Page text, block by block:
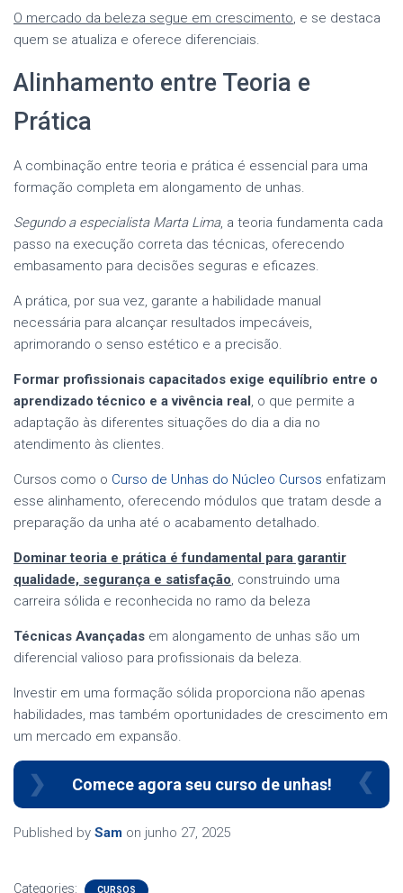
O mercado da beleza segue em crescimento, e se destaca
quem se atualiza e oferece diferenciais.
Alinhamento entre Teoria e
Prática
A combinação entre teoria e prática é essencial para uma
formação completa em alongamento de unhas.
Segundo a especialista Marta Lima, a teoria fundamenta cada
passo na execução correta das técnicas, oferecendo
embasamento para decisões seguras e eficazes.
A prática, por sua vez, garante a habilidade manual
necessária para alcançar resultados impecáveis,
aprimorando o senso estético e a precisão.
Formar profissionais capacitados exige equilíbrio entre o
aprendizado técnico e a vivência real, o que permite a
adaptação às diferentes situações do dia a dia no
atendimento às clientes.
Cursos como o Curso de Unhas do Núcleo Cursos enfatizam
esse alinhamento, oferecendo módulos que tratam desde a
preparação da unha até o acabamento detalhado.
Dominar teoria e prática é fundamental para garantir
qualidade, segurança e satisfação, construindo uma
carreira sólida e reconhecida no ramo da beleza
Técnicas Avançadas em alongamento de unhas são um
diferencial valioso para profissionais da beleza.
Investir em uma formação sólida proporciona não apenas
habilidades, mas também oportunidades de crescimento em
um mercado em expansão.
Comece agora seu curso de unhas!
Published by Sam on junho 27, 2025
Categories: CURSOS